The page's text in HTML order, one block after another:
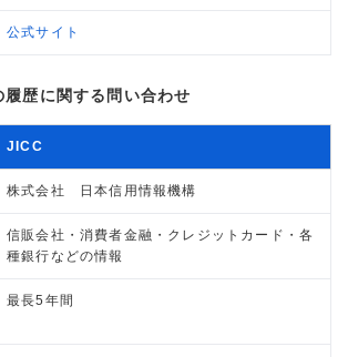
公式サイト
履歴に関する問い合わせ
JICC
株式会社 日本信用情報機構
信販会社・消費者金融・クレジットカード・各
種銀行などの情報
最長5年間